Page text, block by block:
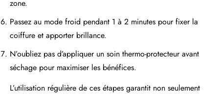
zone.
Passez au mode froid pendant 1 à 2 minutes pour fixer la
coiffure et apporter brillance.
N’oubliez pas d’appliquer un soin thermo-protecteur avant
séchage pour maximiser les bénéfices.
L’utilisation régulière de ces étapes garantit non seulement